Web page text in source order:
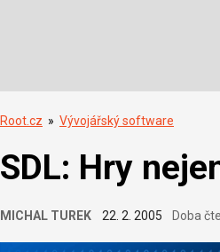
Root.cz » Vývojářský software
SDL: Hry
MICHAL TUREK 22. 2. 2005 Doba